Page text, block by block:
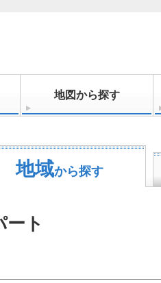
地図から探す
地域から探す
ト